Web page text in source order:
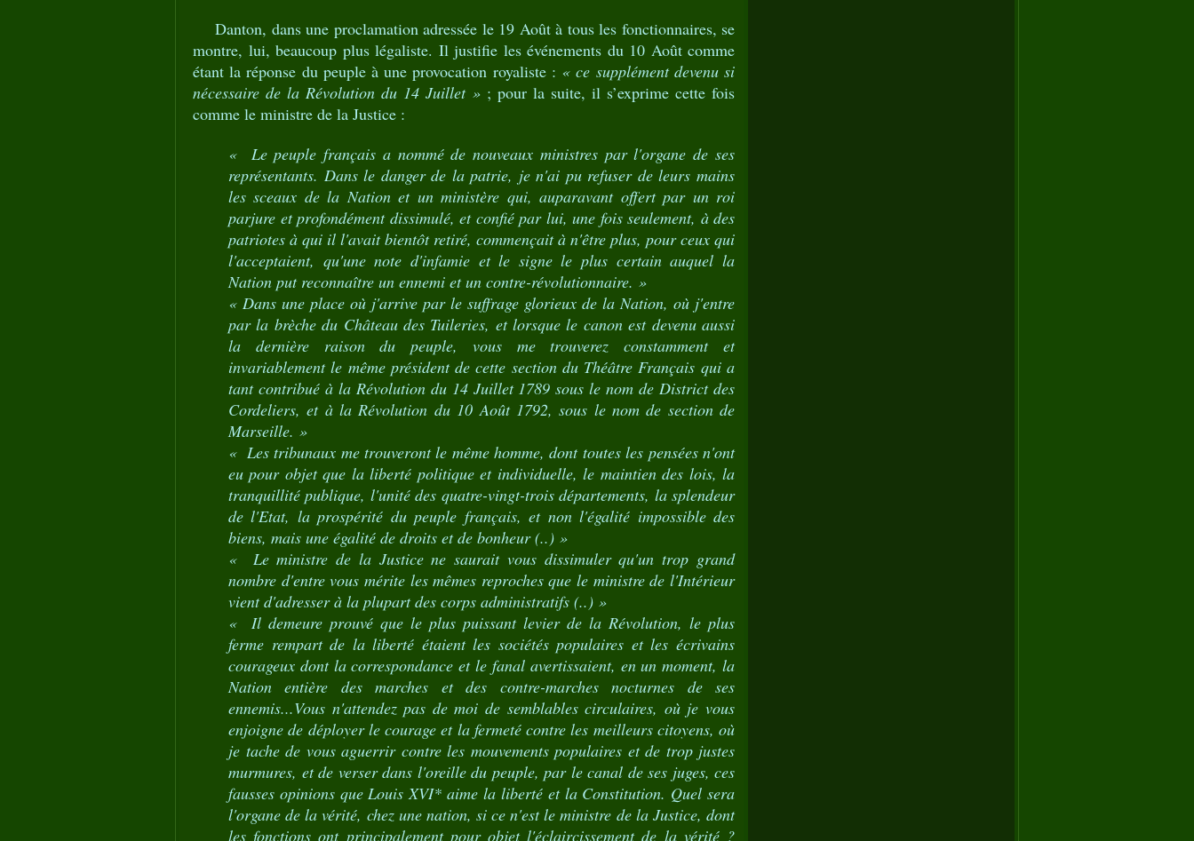
Danton, dans une proclamation adressée le 19 Août à tous les fonctionnaires, se
montre, lui, beaucoup plus légaliste. Il justifie les événements du 10 Août comme
étant la réponse du peuple à une provocation royaliste : « ce supplément devenu si
nécessaire de la Révolution du 14 Juillet » ; pour la suite, il s’exprime cette fois
comme le ministre de la Justice :
« Le peuple français a nommé de nouveaux ministres par l'organe de ses
représentants. Dans le danger de la patrie, je n'ai pu refuser de leurs mains
les sceaux de la Nation et un ministère qui, auparavant offert par un roi
parjure et profondément dissimulé, et confié par lui, une fois seulement, à des
patriotes à qui il l'avait bientôt retiré, commençait à n'être plus, pour ceux qui
l'acceptaient, qu'une note d'infamie et le signe le plus certain auquel la
Nation put reconnaître un ennemi et un contre-révolutionnaire. »
« Dans une place où j'arrive par le suffrage glorieux de la Nation, où j'entre
par la brèche du Château des Tuileries, et lorsque le canon est devenu aussi
la dernière raison du peuple, vous me trouverez constamment et
invariablement le même président de cette section du Théâtre Français qui a
tant contribué à la Révolution du 14 Juillet 1789 sous le nom de District des
Cordeliers, et à la Révolution du 10 Août 1792, sous le nom de section de
Marseille. »
« Les tribunaux me trouveront le même homme, dont toutes les pensées n'ont
eu pour objet que la liberté politique et individuelle, le maintien des lois, la
tranquillité publique, l'unité des quatre-vingt-trois départements, la splendeur
de l'Etat, la prospérité du peuple français, et non l'égalité impossible des
biens, mais une égalité de droits et de bonheur (..) »
« Le ministre de la Justice ne saurait vous dissimuler qu'un trop grand
nombre d'entre vous mérite les mêmes reproches que le ministre de l'Intérieur
vient d'adresser à la plupart des corps administratifs (..) »
« Il demeure prouvé que le plus puissant levier de la Révolution, le plus
ferme rempart de la liberté étaient les sociétés populaires et les écrivains
courageux dont la correspondance et le fanal avertissaient, en un moment, la
Nation entière des marches et des contre-marches nocturnes de ses
ennemis...Vous n'attendez pas de moi de semblables circulaires, où je vous
enjoigne de déployer le courage et la fermeté contre les meilleurs citoyens, où
je tache de vous aguerrir contre les mouvements populaires et de trop justes
murmures, et de verser dans l'oreille du peuple, par le canal de ses juges, ces
fausses opinions que Louis XVI* aime la liberté et la Constitution. Quel sera
l'organe de la vérité, chez une nation, si ce n'est le ministre de la Justice, dont
les fonctions ont principalement pour objet l'éclaircissement de la vérité ?